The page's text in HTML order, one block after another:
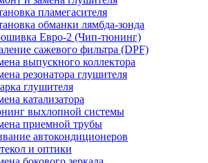
пламегасителя
обманки лямбда-зонда
Евро-2 (Чип-тюнинг)
сажевого фильтра (DPF)
выпускного коллектора
резонатора глушителя
глушителя
катализатора
выхлопной системы
приемной трубы
автокондиционеров
и оптики